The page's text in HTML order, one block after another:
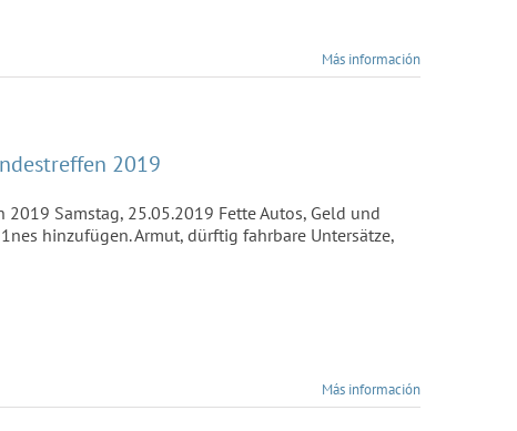
Más información
2019
Samstag, 25.05.2019 Fette Autos, Geld und
hinzufügen. Armut, dürftig fahrbare Untersätze,
Más información